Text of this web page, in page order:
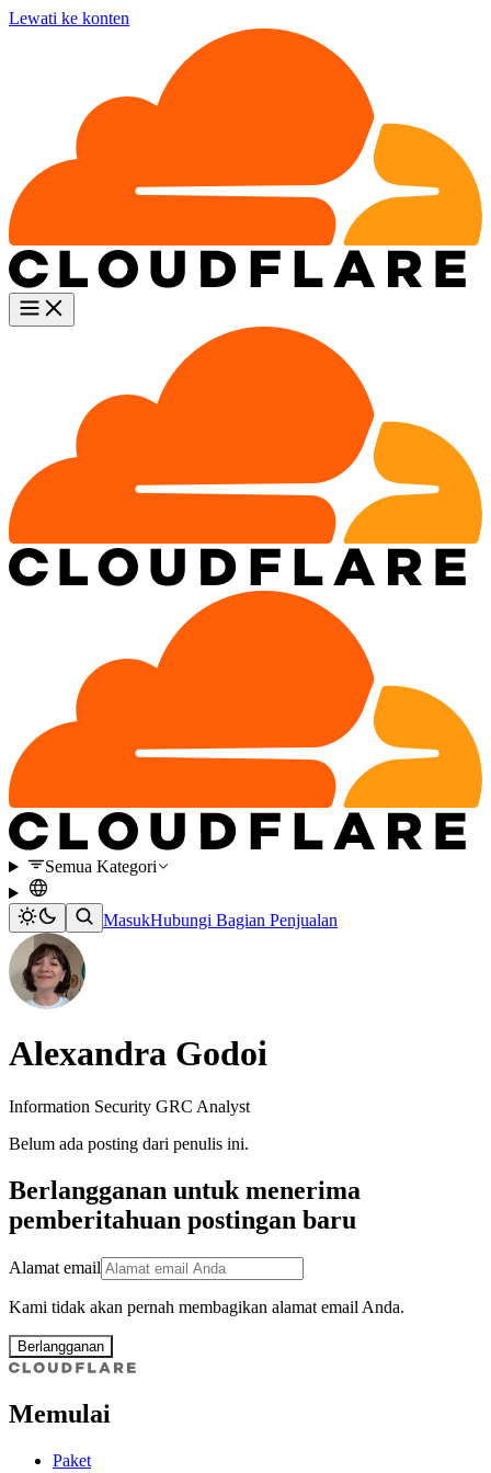
Lewati ke konten
Semua Kategori
MasukHubungi Bagian Penjualan
Alexandra Godoi
Information Security GRC Analyst
Belum ada posting dari penulis ini.
Berlangganan untuk menerima
pemberitahuan postingan baru
Alamat email
Kami tidak akan pernah membagikan alamat email Anda.
Berlangganan
Memulai
Paket